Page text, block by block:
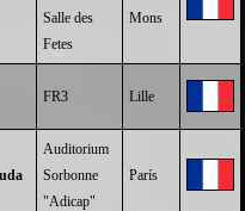
Salle des
Fetes
Mons
FR3 Lille
Auditorium
Sorbonne
"Adicap"
París